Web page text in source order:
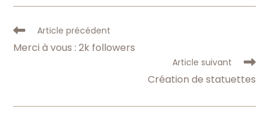
Read
articles
Article précédent
Merci à vous : 2k followers
Article suivant
Création de statuettes